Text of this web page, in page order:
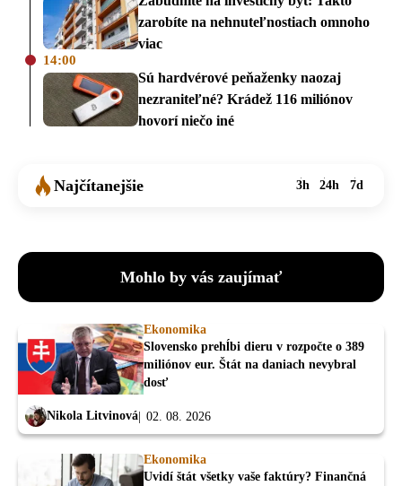
zarobíte na nehnuteľnostiach omnoho
viac
14:00
Sú hardvérové peňaženky naozaj
nezraniteľné? Krádež 116 miliónov
hovorí niečo iné
Najčítanejšie 3h 24h 7d
Mohlo by vás zaujímať
Ekonomika
Slovensko prehĺbi dieru v rozpočte o 389
miliónov eur. Štát na daniach nevybral
dosť
Nikola Litvinová 02. 08. 2026
Ekonomika
Uvidí štát všetky vaše faktúry? Finančná